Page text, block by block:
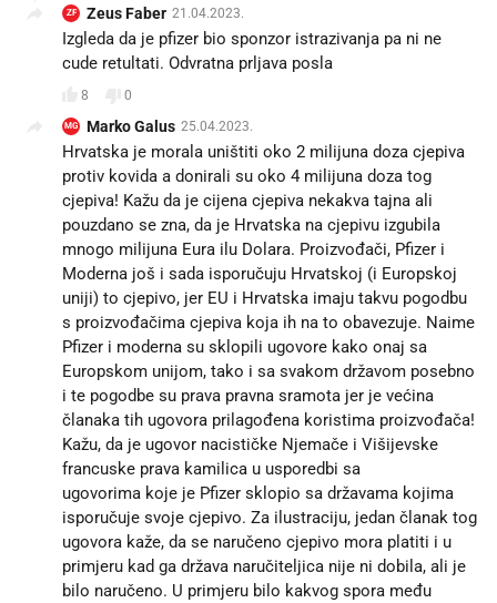
ZF Zeus Faber 21.04.2023.
Izgleda da je pfizer bio sponzor istrazivanja pa ni ne
cude retultati. Odvratna prljava posla
8 0
MG Marko Galus 25.04.2023.
Hrvatska je morala uništiti oko 2 milijuna doza cjepiva
protiv kovida a donirali su oko 4 milijuna doza tog
cjepiva! Kažu da je cijena cjepiva nekakva tajna ali
pouzdano se zna, da je Hrvatska na cjepivu izgubila
mnogo milijuna Eura ilu Dolara. Proizvođači, Pfizer i
Moderna još i sada isporučuju Hrvatskoj (i Europskoj
uniji) to cjepivo, jer EU i Hrvatska imaju takvu pogodbu
s proizvođačima cjepiva koja ih na to obavezuje. Naime
Pfizer i moderna su sklopili ugovore kako onaj sa
Europskom unijom, tako i sa svakom državom posebno
i te pogodbe su prava pravna sramota jer je većina
članaka tih ugovora prilagođena koristima proizvođača!
Kažu, da je ugovor nacističke Njemače i Višijevske
francuske prava kamilica u usporedbi sa
ugovorima koje je Pfizer sklopio sa državama kojima
isporučuje svoje cjepivo. Za ilustraciju, jedan članak tog
ugovora kaže, da se naručeno cjepivo mora platiti i u
primjeru kad ga država naručiteljica nije ni dobila, ali je
bilo naručeno. U primjeru bilo kakvog spora među